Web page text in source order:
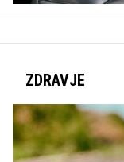
ZDRAVJE